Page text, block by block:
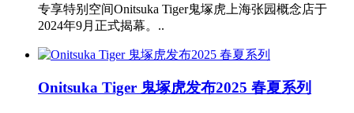
专享特别空间Onitsuka Tiger鬼塚虎上海张园概念店于
2024年9月正式揭幕。..
Onitsuka Tiger 鬼塚虎发布2025 春夏系列